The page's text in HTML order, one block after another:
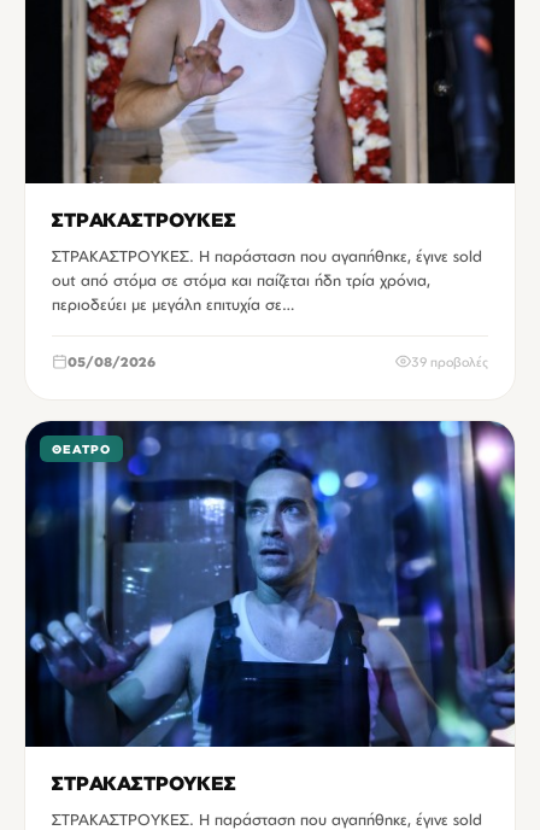
ΣΤΡΑΚΑΣΤΡΟΥΚΕΣ
ΣΤΡΑΚΑΣΤΡΟΥΚΕΣ. Η παράσταση που αγαπήθηκε, έγινε sold
out από στόμα σε στόμα και παίζεται ήδη τρία χρόνια,
περιοδεύει με μεγάλη επιτυχία σε…
05/08/2026 39 προβολές
ΘΈΑΤΡΟ
ΣΤΡΑΚΑΣΤΡΟΥΚΕΣ
ΣΤΡΑΚΑΣΤΡΟΥΚΕΣ. Η παράσταση που αγαπήθηκε, έγινε sold